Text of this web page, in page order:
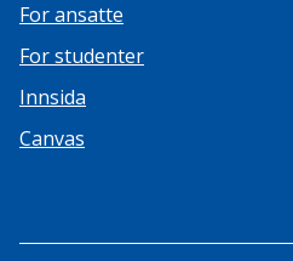
For ansatte
For studenter
Innsida
Canvas